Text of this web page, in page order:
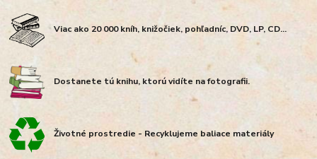
Viac ako 20 000 kníh, knižočiek, pohľadníc, DVD, LP, CD...
Dostanete tú knihu, ktorú vidíte na fotografii.
Životné prostredie - Recyklujeme baliace materiály